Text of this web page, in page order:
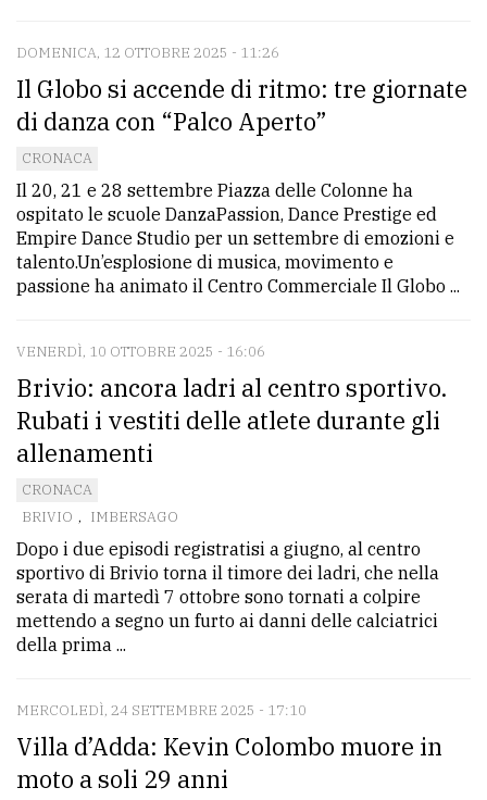
DOMENICA, 12 OTTOBRE 2025 - 11:26
Il Globo si accende di ritmo: tre giornate
di danza con “Palco Aperto”
CRONACA
Il 20, 21 e 28 settembre Piazza delle Colonne ha
ospitato le scuole DanzaPassion, Dance Prestige ed
Empire Dance Studio per un settembre di emozioni e
talento.Un’esplosione di musica, movimento e
passione ha animato il Centro Commerciale Il Globo ...
VENERDÌ, 10 OTTOBRE 2025 - 16:06
Brivio: ancora ladri al centro sportivo.
Rubati i vestiti delle atlete durante gli
allenamenti
CRONACA
BRIVIO , IMBERSAGO
Dopo i due episodi registratisi a giugno, al centro
sportivo di Brivio torna il timore dei ladri, che nella
serata di martedì 7 ottobre sono tornati a colpire
mettendo a segno un furto ai danni delle calciatrici
della prima ...
MERCOLEDÌ, 24 SETTEMBRE 2025 - 17:10
Villa d’Adda: Kevin Colombo muore in
moto a soli 29 anni